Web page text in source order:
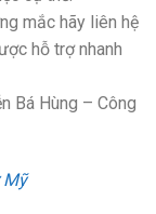
mắc hãy liên hệ
hỗ trợ nhanh
Bá Hùng – Công
Mỹ